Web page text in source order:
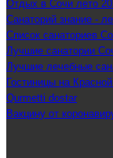
Отдых в Сочи лето
Санаторий знание -
Список санаториев
Лучшие санатории
Лучшие лечебные
Гостиницы на
Qurmetti dostar
Вакцину от